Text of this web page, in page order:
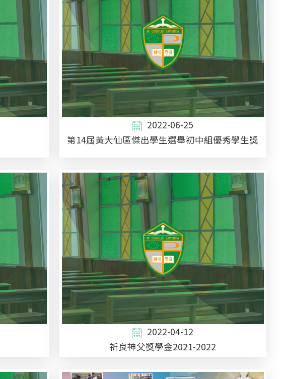
2022-06-25
第14屆黃大仙區傑出學生選舉初中組優秀學生獎
2022-04-12
祈良神父獎學金2021-2022